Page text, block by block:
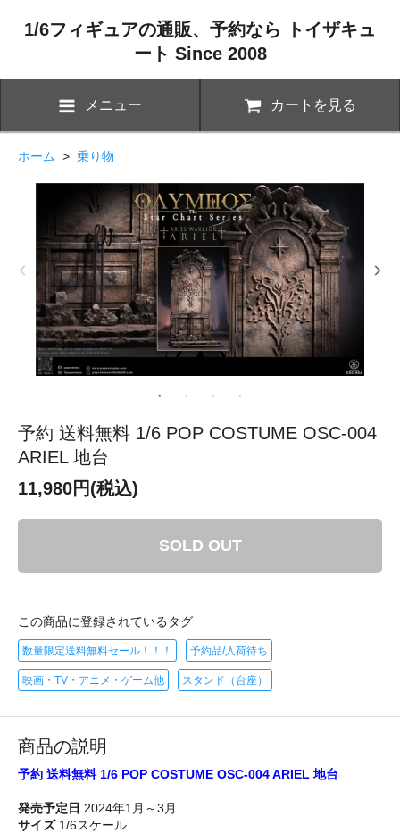
1/6フィギュアの通販、予約なら トイザキュ
ート Since 2008
メニュー カートを見る
ホーム > 乗り物
予約 送料無料 1/6 POP COSTUME OSC-004
ARIEL 地台
11,980円(税込)
SOLD OUT
この商品に登録されているタグ
数量限定送料無料セール！！！ 予約品/入荷待ち
映画・TV・アニメ・ゲーム他 スタンド（台座）
商品の説明
予約 送料無料 1/6 POP COSTUME OSC-004 ARIEL 地台
発売予定日 2024年1月～3月
サイズ1/6スケール